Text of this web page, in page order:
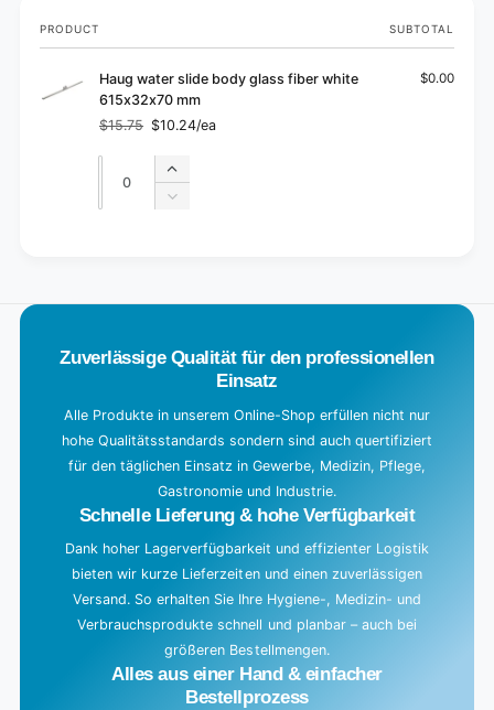
Your
cart
PRODUCT SUBTOTAL
Haug water slide body glass fiber white
615x32x70 mm
Regular
price
$15.75
Sale
price
$10.24/ea
$0.00
Quantity
Increase
quantity
Decrease
a
Zuverlässige Qualität für den professionellen
Einsatz
Alle Produkte in unserem Online-Shop erfüllen nicht nur
hohe Qualitätsstandards sondern sind auch quertifiziert
für den täglichen Einsatz in Gewerbe, Medizin, Pflege,
Gastronomie und Industrie.
Schnelle Lieferung & hohe Verfügbarkeit
Dank hoher Lagerverfügbarkeit und effizienter Logistik
bieten wir kurze Lieferzeiten und einen zuverlässigen
Versand. So erhalten Sie Ihre Hygiene-, Medizin- und
Verbrauchsprodukte schnell und planbar – auch bei
größeren Bestellmengen.
Alles aus einer Hand & einfacher
Bestellprozess